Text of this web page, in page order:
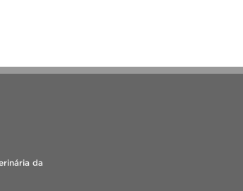
da